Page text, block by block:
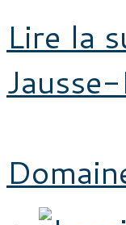
Lire la